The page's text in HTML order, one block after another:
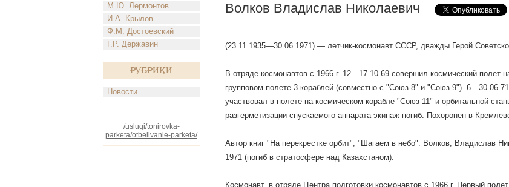
М.Ю. Лермонтов
И.А. Крылов
Ф.М. Достоевский
Г.Р. Державин
Рубрики
Новости
/uslugi/tonirovka-
parketa/otbelivanie-parketa/
Волков Владислав Николаевич
(23.11.1935—30.06.1971) — летчик-космонавт СССР, дважды Герой
В отряде космонавтов с 1966 г. 12—17.10.69 совершил космический полет
групповом полете 3 кораблей (совместно с "Союз-8" и "Союз-9").
участвовал в полете на космическом корабле "Союз-11" и орбитальной
разгерметизации спускаемого аппарата экипаж погиб. Похоронен в
Автор книг "На перекрестке орбит", "Шагаем в небо". Волков, Владислав
1971 (погиб в стратосфере над Казахстаном).
Космонавт, в отряде Центра подготовки космонавтов с 1966 г. Первый